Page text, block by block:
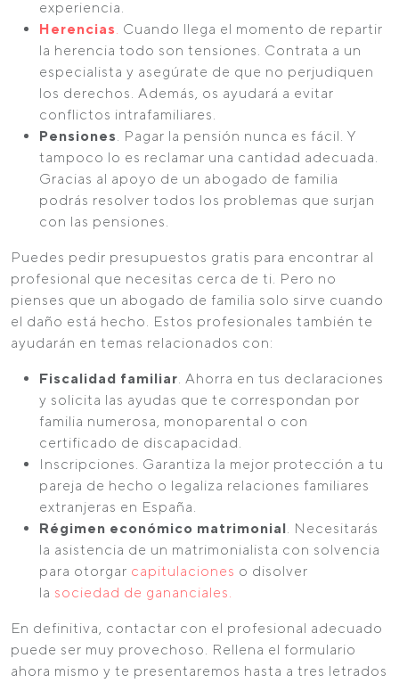
experiencia.
Herencias. Cuando llega el momento de repartir
la herencia todo son tensiones. Contrata a un
especialista y asegúrate de que no perjudiquen
los derechos. Además, os ayudará a evitar
conflictos intrafamiliares.
Pensiones. Pagar la pensión nunca es fácil. Y
tampoco lo es reclamar una cantidad adecuada.
Gracias al apoyo de un abogado de familia
podrás resolver todos los problemas que surjan
con las pensiones.
Puedes pedir presupuestos gratis para encontrar al
profesional que necesitas cerca de ti. Pero no
pienses que un abogado de familia solo sirve cuando
el daño está hecho. Estos profesionales también te
ayudarán en temas relacionados con:
Fiscalidad familiar. Ahorra en tus declaraciones
y solicita las ayudas que te correspondan por
familia numerosa, monoparental o con
certificado de discapacidad.
Inscripciones. Garantiza la mejor protección a tu
pareja de hecho o legaliza relaciones familiares
extranjeras en España.
Régimen económico matrimonial. Necesitarás
la asistencia de un matrimonialista con solvencia
para otorgar capitulaciones o disolver
la sociedad de gananciales.
En definitiva, contactar con el profesional adecuado
puede ser muy provechoso. Rellena el formulario
ahora mismo y te presentaremos hasta a tres letrados